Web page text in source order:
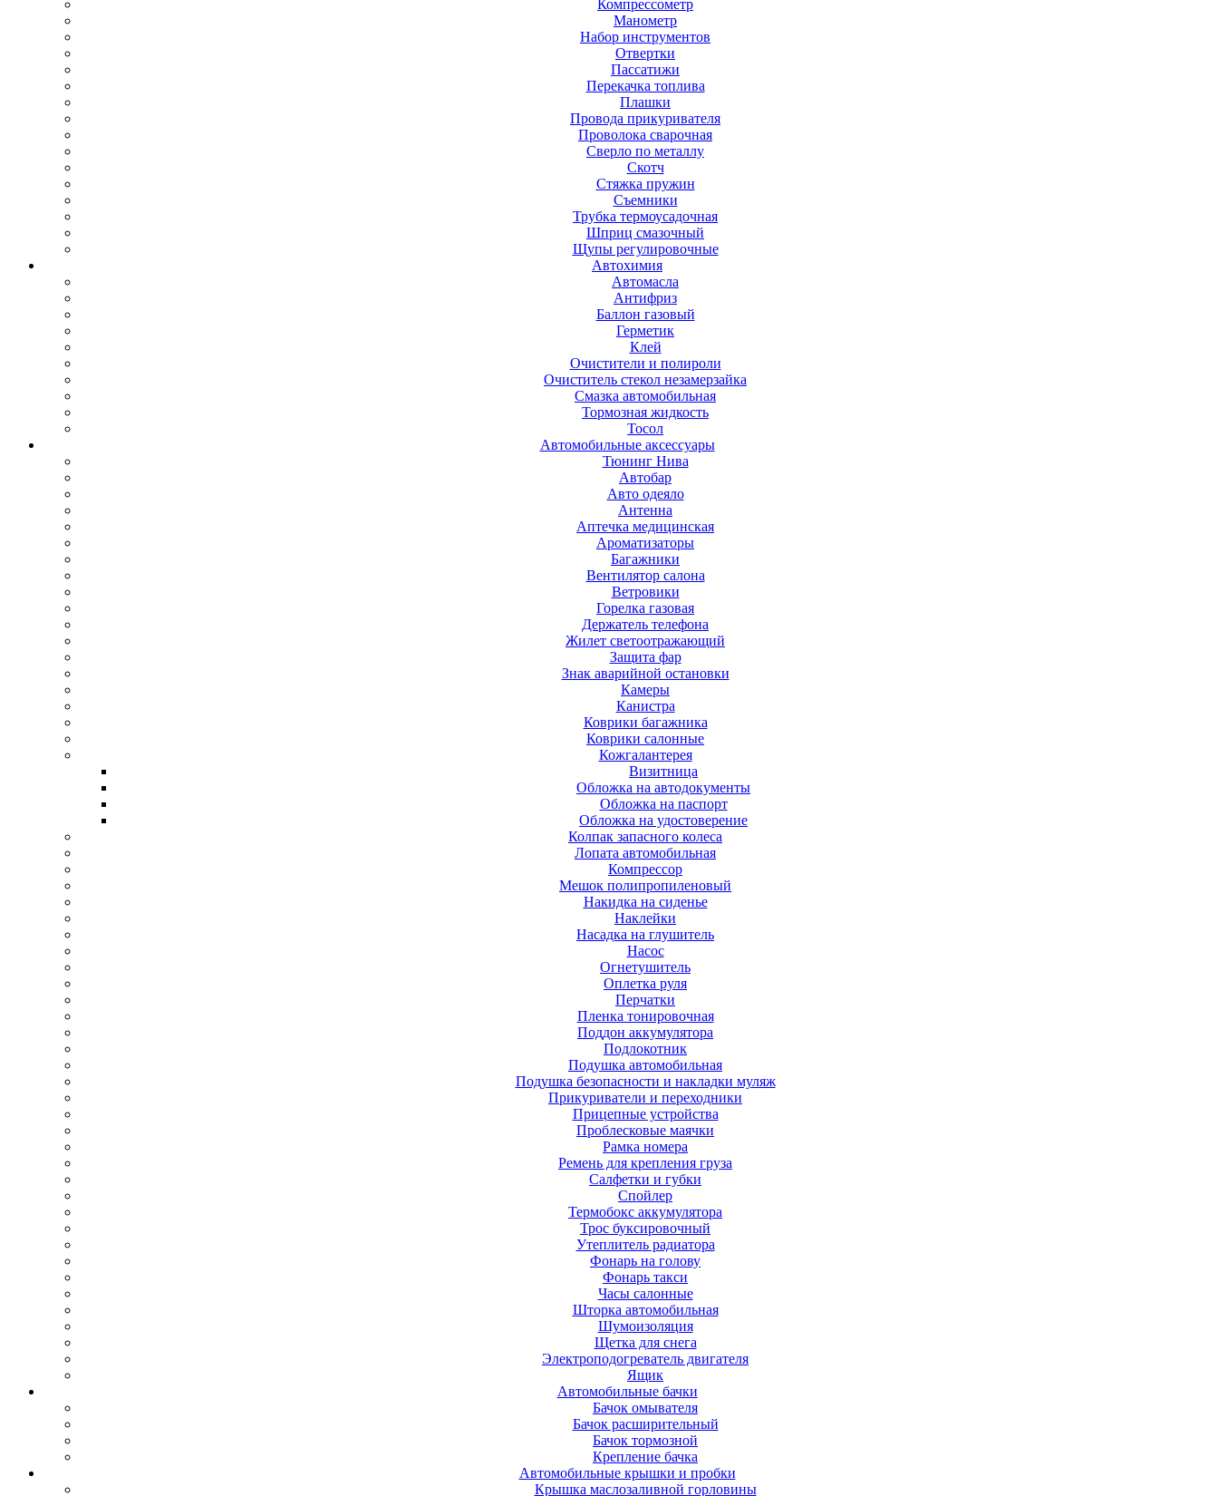
Компрессометр
Манометр
Набор инструментов
Отвертки
Пассатижи
Перекачка топлива
Плашки
Провода прикуривателя
Проволока сварочная
Сверло по металлу
Скотч
Стяжка пружин
Съемники
Трубка термоусадочная
Шприц смазочный
Щупы регулировочные
Автохимия
Автомасла
Антифриз
Баллон газовый
Герметик
Клей
Очистители и полироли
Очиститель стекол незамерзайка
Смазка автомобильная
Тормозная жидкость
Тосол
Автомобильные аксессуары
Тюнинг Нива
Автобар
Авто одеяло
Антенна
Аптечка медицинская
Ароматизаторы
Багажники
Вентилятор салона
Ветровики
Горелка газовая
Держатель телефона
Жилет светоотражающий
Защита фар
Знак аварийной остановки
Камеры
Канистра
Коврики багажника
Коврики салонные
Кожгалантерея
Визитница
Обложка на автодокументы
Обложка на паспорт
Обложка на удостоверение
Колпак запасного колеса
Лопата автомобильная
Компрессор
Мешок полипропиленовый
Накидка на сиденье
Наклейки
Насадка на глушитель
Насос
Огнетушитель
Оплетка руля
Перчатки
Пленка тонировочная
Поддон аккумулятора
Подлокотник
Подушка автомобильная
Подушка безопасности и накладки муляж
Прикуриватели и переходники
Прицепные устройства
Проблесковые маячки
Рамка номера
Ремень для крепления груза
Салфетки и губки
Спойлер
Термобокс аккумулятора
Трос буксировочный
Утеплитель радиатора
Фонарь на голову
Фонарь такси
Часы салонные
Шторка автомобильная
Шумоизоляция
Щетка для снега
Электроподогреватель двигателя
Ящик
Автомобильные бачки
Бачок омывателя
Бачок расширительный
Бачок тормозной
Крепление бачка
Автомобильные крышки и пробки
Крышка маслозаливной горловины